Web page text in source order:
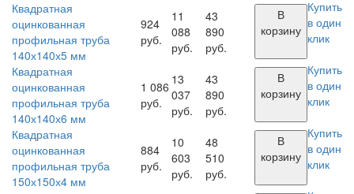
Квадратная
оцинкованная
профильная труба
140х140х5 мм
924
руб.
11
088
руб.
43
890
руб.
В
корзину
Купить
в один
клик
Квадратная
оцинкованная
профильная труба
140х140х6 мм
1 086
руб.
13
037
руб.
43
890
руб.
В
корзину
Купить
в один
клик
Квадратная
оцинкованная
профильная труба
150х150х4 мм
884
руб.
10
603
руб.
48
510
руб.
В
корзину
Купить
в один
клик